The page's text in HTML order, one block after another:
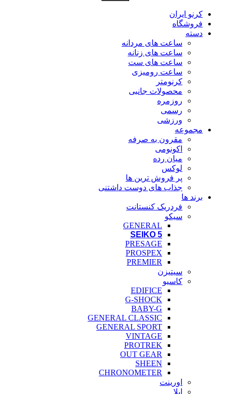
کرنو ایران
فروشگاه
دسته
ساعت های مردانه
ساعت های زنانه
ساعت های ست
ساعت رومیزی
کرنومتر
محصولات جانبی
روزمره
رسمی
ورزشی
مجموعه
مقرون به صرفه
اکونومی
میان رده
لوکس
پر فروش ترین ها
جذاب های دوست داشتنی
برند ها
فردریک کنستانت
سیکو
GENERAL
SEIKO 5
PRESAGE
PROSPEX
PREMIER
سیتیزن
کاسیو
EDIFICE
G-SHOCK
BABY-G
GENERAL CLASSIC
GENERAL SPORT
VINTAGE
PROTREK
OUT GEAR
SHEEN
CHRONOMETER
اورینت
اپلا